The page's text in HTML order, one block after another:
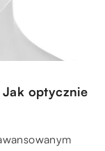
optycznie